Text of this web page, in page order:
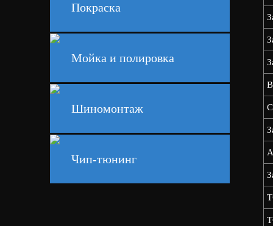
Покраска
Мойка и полировка
Шиномонтаж
Чип-тюнинг